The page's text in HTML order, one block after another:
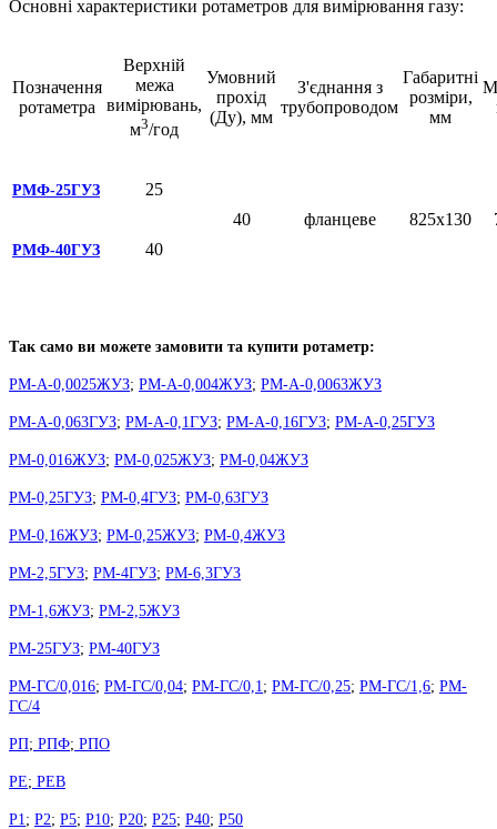
Основні характеристики ротаметров для вимірювання газу:
Позначення
ротаметра
Верхній
межа
вимірювань,
м3/год
Умовний
прохід
(Ду), мм
З'єднання з
трубопроводом
Габаритні
розміри,
мм
РМФ-25ГУЗ
25
40
фланцеве 825х130
РМФ-40ГУЗ 40
Так само ви можете замовити та купити ротаметр:
РМ-А-0,0025ЖУЗ; РМ-А-0,004ЖУЗ; РМ-А-0,0063ЖУЗ
РМ-А-0,063ГУЗ; РМ-А-0,1ГУЗ; РМ-А-0,16ГУЗ; РМ-А-0,25ГУЗ
РМ-0,016ЖУЗ; РМ-0,025ЖУЗ; РМ-0,04ЖУЗ
РМ-0,25ГУЗ; РМ-0,4ГУЗ; РМ-0,63ГУЗ
РМ-0,16ЖУЗ; РМ-0,25ЖУЗ; РМ-0,4ЖУЗ
РМ-2,5ГУЗ; РМ-4ГУЗ; РМ-6,3ГУЗ
РМ-1,6ЖУЗ; РМ-2,5ЖУЗ
РМ-25ГУЗ; РМ-40ГУЗ
РМ-ГС/0,016; РМ-ГС/0,04; РМ-ГС/0,1 ; РМ-ГС/0,25; РМ-ГС/1,6; РМ-
ГС/4
РП; РПФ; РПО
РЕ; РЕВ
Р1 ; Р2; Р5; Р10; Р20; Р25; Р40; Р50